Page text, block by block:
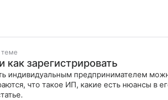
как зарегистрировать
индивидуальным предпринимателем
что такое ИП, какие есть нюансы в